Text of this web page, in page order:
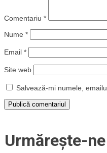
Comentariu *
Nume *
Email *
Site web
Salvează-mi numele,
Urmărește-ne